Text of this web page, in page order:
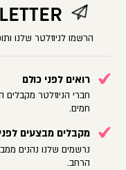
הרשמו לניוזלטר שלנו
רואים לפני כולם
חברי הניוזלטר
חמים.
מקבלים מבצעים
נרשמים שלנו נהנים
הרחב.